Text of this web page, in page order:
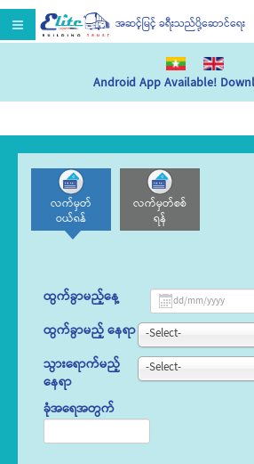
အဆင့်မြင့် ခရီးသည်ပို့ဆောင်ရေး
Android App Available!
လက်မှတ်
ဝယ်ရန်
လက်မှတ်စစ်
ရန်
ထွက်ခွာမည့်နေ့
ထွက်ခွာမည့် နေရာ -Select-
သွားရောက်မည့်
နေရာ
-Select-
ခုံအရေအတွက်